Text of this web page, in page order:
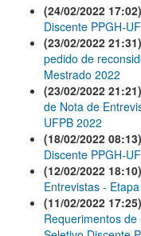
(24/02/2022 17:02)
Discente PPGH-
(23/02/2022 21:31)
pedido de
Mestrado 2022
(23/02/2022 21:21)
de Nota de
UFPB 2022
(18/02/2022 08:13)
Discente PPGH-
(12/02/2022 18:10)
Entrevistas -
(11/02/2022 17:25)
Requerimentos